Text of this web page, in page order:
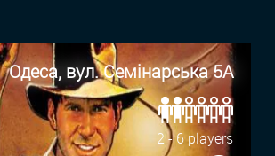
Одеса, вул. Семінарська 5А
2 - 6 players